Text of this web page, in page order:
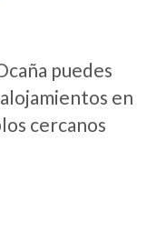
puedes
en
cercanos